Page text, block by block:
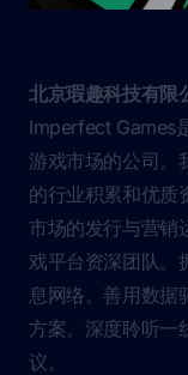
北京瑕趣科技有限
Imperfect Games
游戏市场的公司。
的行业积累和优质
市场的发行与营销
戏平台资深团队。
息网络。善用数据
方案。深度聆听一
议。